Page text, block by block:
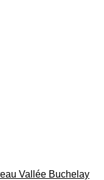
Vallée Buchelay